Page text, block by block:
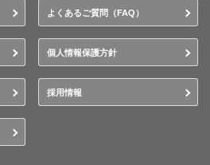
よくあるご質問（FAQ）
個人情報保護方針
採用情報